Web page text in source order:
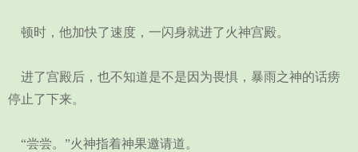
顿时，他加快了速度，一闪身就进了火神宫殿。
进了宫殿后，也不知道是不是因为畏惧，暴雨之神的话痨
停止了下来。
“尝尝。”火神指着神果邀请道。